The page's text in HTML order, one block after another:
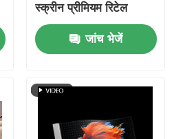
स्क्रीन प्रीमियम रिटेल
स्टोरफ्रंट ग्लास विंडो
डिजिटल साइनेज के लिए
डिस्प्ले
जांच भेजें